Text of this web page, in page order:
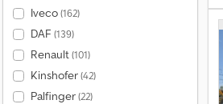
Iveco(162)
DAF (139)
Renault(101)
Kinshofer(42)
Palfinger(22)